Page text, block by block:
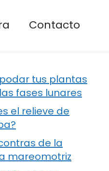
Contacto
tus plantas
fases lunares
el relieve de
de la
mareomotriz